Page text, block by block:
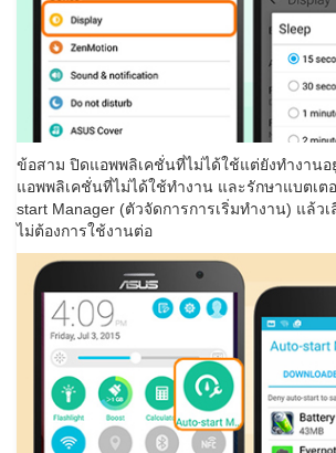
ข้อสาม ปิดแอพพลิเคชั่นที่ไม่ได้ใช้แต่ยังทำงานอ
แอพพลิเคชั่นที่ไม่ได้ใช้ทำงาน และรักษาแบตเต
start Manager (ตัวจัดการการเริ่มทำงาน) แล้ว
ไม่ต้องการใช้งานต่อ